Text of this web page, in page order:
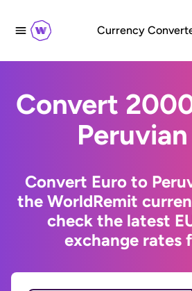
Currency
Convert
Convert Euro to
the WorldRemit
check the latest
exchange rates